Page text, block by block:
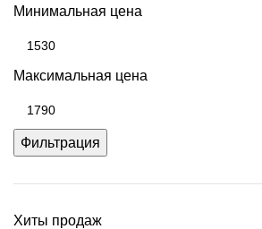
Минимальная цена
Максимальная цена
Фильтрация
Хиты продаж